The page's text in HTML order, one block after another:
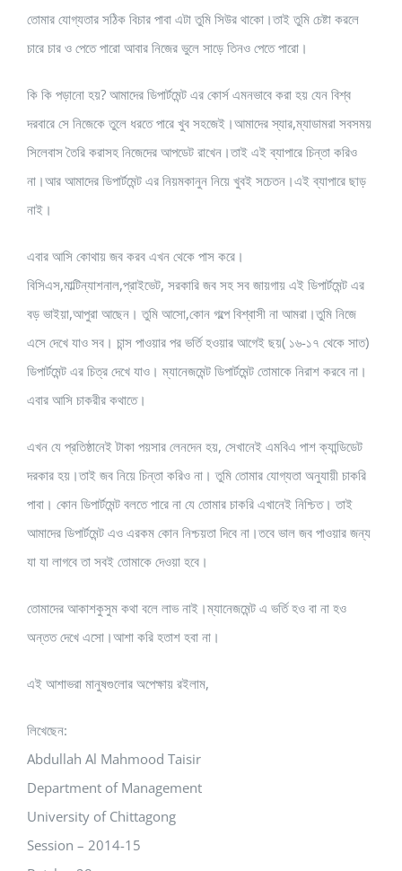
তোমার যোগ্যতার সঠিক বিচার পাবা এটা তুমি সিউর থাকো।তাই তুমি চেষ্টা করলে
চারে চার ও পেতে পারো আবার নিজের ভুলে সাড়ে তিনও পেতে পারো।
কি কি পড়ানো হয়? আমাদের ডিপার্টমেন্ট এর কোর্স এমনভাবে করা হয় যেন বিশ্ব
দরবারে সে নিজেকে তুলে ধরতে পারে খুব সহজেই।আমাদের স্যার,ম্যাডামরা সবসময়
সিলেবাস তৈরি করাসহ নিজেদের আপডেট রাখেন।তাই এই ব্যাপারে চিন্তা করিও
না।আর আমাদের ডিপার্টমেন্ট এর নিয়মকানুন নিয়ে খুবই সচেতন।এই ব্যাপারে ছাড়
নাই।
এবার আসি কোথায় জব করব এখন থেকে পাস করে।
বিসিএস,মাল্টিন্যাশনাল,প্রাইভেট, সরকারি জব সহ সব জায়গায় এই ডিপার্টমেন্ট এর
বড় ভাইয়া,আপুরা আছেন। তুমি আসো,কোন গল্পে বিশ্বাসী না আমরা।তুমি নিজে
এসে দেখে যাও সব। চান্স পাওয়ার পর ভর্তি হওয়ার আগেই ছয়( ১৬-১৭ থেকে সাত)
ডিপার্টমেন্ট এর চিত্র দেখে যাও। ম্যানেজমেন্ট ডিপার্টমেন্ট তোমাকে নিরাশ করবে না।
এবার আসি চাকরীর কথাতে।
এখন যে প্রতিষ্ঠানেই টাকা পয়সার লেনদেন হয়, সেখানেই এমবিএ পাশ ক্যান্ডিডেট
দরকার হয়।তাই জব নিয়ে চিন্তা করিও না। তুমি তোমার যোগ্যতা অনুযায়ী চাকরি
পাবা। কোন ডিপার্টমেন্ট বলতে পারে না যে তোমার চাকরি এখানেই নিশ্চিত। তাই
আমাদের ডিপার্টমেন্ট এও এরকম কোন নিশ্চয়তা দিবে না।তবে ভাল জব পাওয়ার জন্য
যা যা লাগবে তা সবই তোমাকে দেওয়া হবে।
তোমাদের আকাশকুসুম কথা বলে লাভ নাই।ম্যানেজমেন্ট এ ভর্তি হও বা না হও
অন্তত দেখে এসো।আশা করি হতাশ হবা না।
এই আশাভরা মানুষগুলোর অপেক্ষায় রইলাম,
লিখেছেন:
Abdullah Al Mahmood Taisir
Department of Management
University of Chittagong
Session – 2014-15